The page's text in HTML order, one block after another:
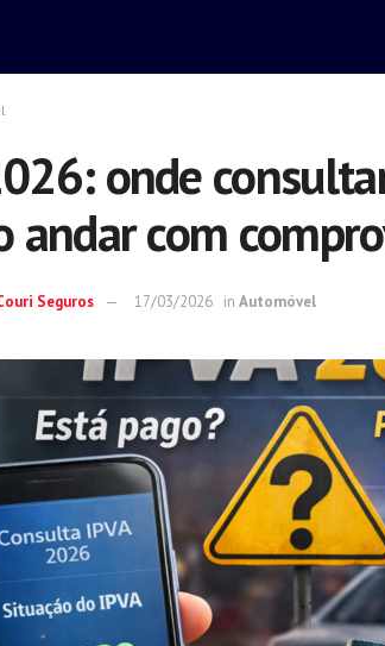
onde
andar com
Seguros 17/03/2026 in Automóvel